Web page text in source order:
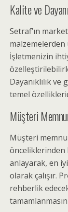
Kalite ve
Setraf’ın
İşletmenizin
Dayanıklılık
temel
Müşteri
Müşteri
önceliklerinden
anlayarak, en
olarak çalışır.
rehberlik